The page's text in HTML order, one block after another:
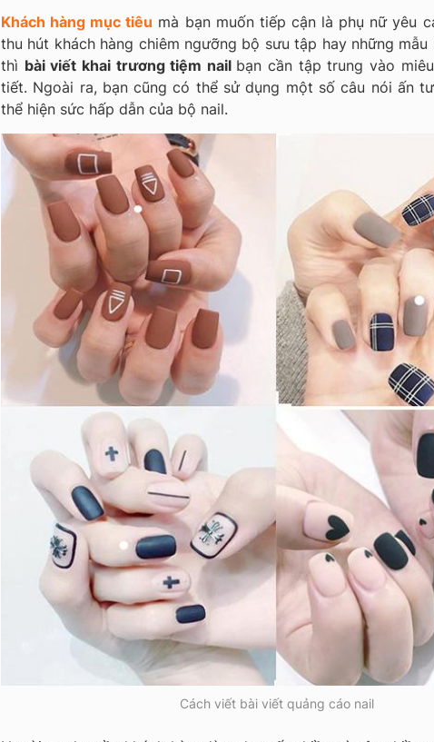
Khách hàng mục tiêu mà bạn muốn tiếp cận là phụ nữ yêu
thu hút khách hàng chiêm ngưỡng bộ sưu tập hay những mẫu
thì bài viết khai trương tiệm nail bạn cần tập trung vào
tiết. Ngoài ra, bạn cũng có thể sử dụng một số câu nói ấn
thể hiện sức hấp dẫn của bộ nail.
Cách viết bài viết quảng cáo nail